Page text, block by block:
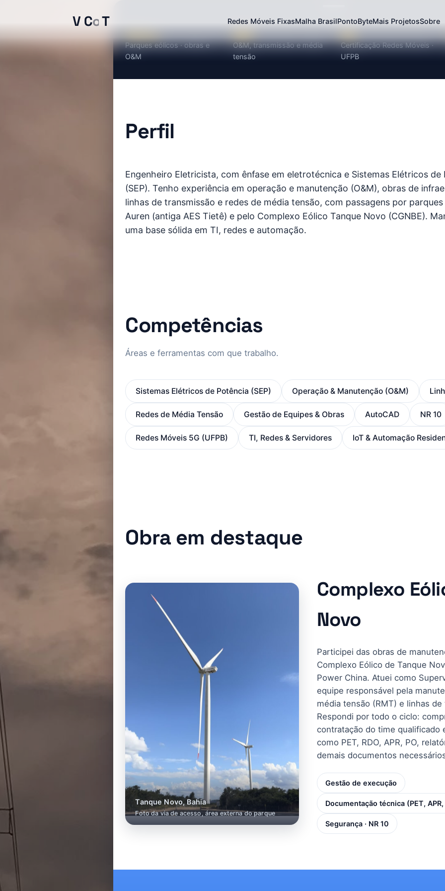
V olt Co Redes Móveis FixasMalha BrasilPontoByteMais ProjetosSobre
Eólica
Parques eólicos · obras e
O&M
SEP
O&M, transmissão e média
tensão
5G
Certificação Redes Móveis ·
UFPB
Perfil
Engenheiro Eletricista, com ênfase em eletrotécnica e Sistemas Elétricos de
(SEP). Tenho experiência em operação e manutenção (O&M), obras de
linhas de transmissão e redes de média tensão, com passagens por parques
Auren (antiga AES Tietê) e pelo Complexo Eólico Tanque Novo (CGNBE).
uma base sólida em TI, redes e automação.
Competências
Áreas e ferramentas com que trabalho.
Sistemas Elétricos de Potência (SEP) Operação & Manutenção (O&M)
Redes de Média Tensão Gestão de Equipes & Obras AutoCAD NR 10
Redes Móveis 5G (UFPB) TI, Redes & Servidores IoT & Automação
Obra em destaque
Tanque Novo, Bahia
Foto da via de acesso, área externa do parque
Complexo
Novo
Participei das obras de
Complexo Eólico de Tanque
Power China. Atuei como
equipe responsável pela
média tensão (RMT) e linhas de
Respondi por todo o ciclo:
contratação do time qualificado
como PET, RDO, APR, PO,
demais documentos
Gestão de execução
Documentação técnica (PET, APR,
Segurança · NR 10